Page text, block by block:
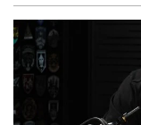
а
п